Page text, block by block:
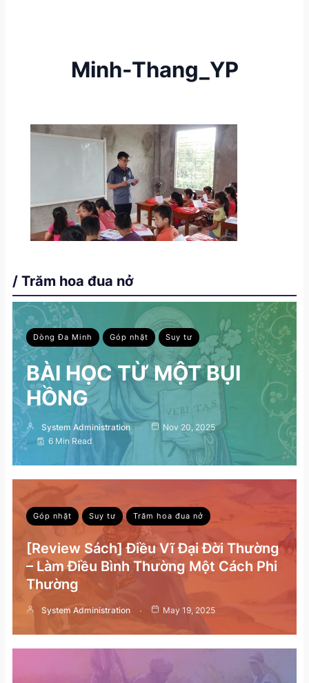
Minh-Thang_YP
/ Trăm hoa đua nở
Dòng Đa Minh Góp nhặt Suy tư
BÀI HỌC TỪ MỘT BỤI
HỒNG
System Administration
Nov 20, 2025
6 Min Read
Góp nhặt Suy tư Trăm hoa đua nở
[Review Sách] Điều Vĩ Đại Đời Thường
– Làm Điều Bình Thường Một Cách Phi
Thường
System Administration May 19, 2025